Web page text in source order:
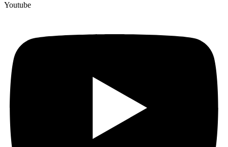
Youtube